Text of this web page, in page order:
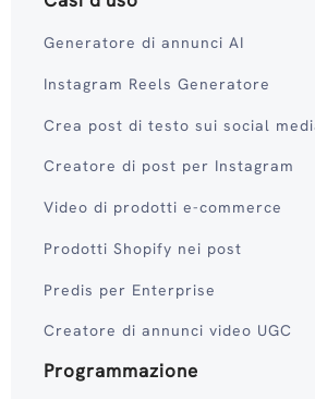
Generatore di annunci AI
Instagram Reels Generatore
Crea post di testo sui social
Creatore di post per Instagram
Video di prodotti e-commerce
Prodotti Shopify nei post
Predis per Enterprise
Creatore di annunci video UGC
Programmazione